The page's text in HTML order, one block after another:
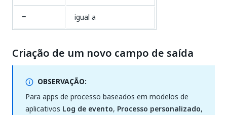
= igual a
Criação de um novo campo de saída
OBSERVAÇÃO:
Para apps de processo baseados em modelos de
aplicativos Log de evento, Processo personalizado,